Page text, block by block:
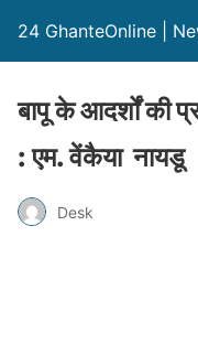
24 GhanteOnline |
बापू के आदर्शों की
: एम. वेंकैया नायडू
Desk